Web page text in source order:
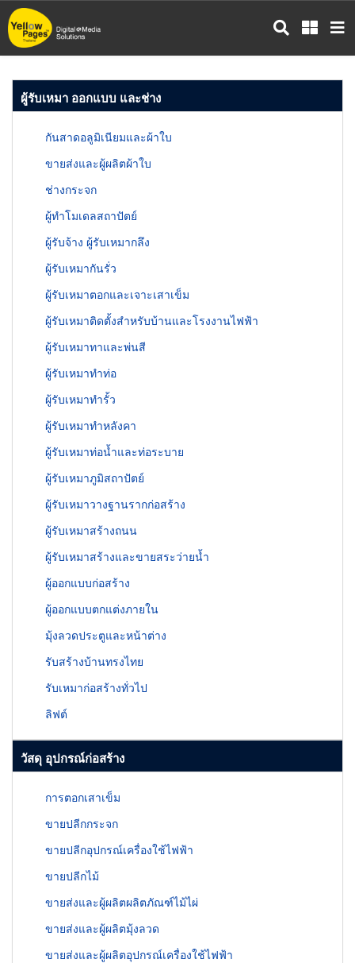
ข้าม
ไป
ผู้รับเหมา ออกแบบ และช่าง
กันสาดอลูมิเนียมและผ้าใบ
ขายส่งและผู้ผลิตผ้าใบ
ช่างกระจก
ผู้ทำโมเดลสถาปัตย์
ผู้รับจ้าง ผู้รับเหมากลึง
ผู้รับเหมากันรั่ว
ผู้รับเหมาตอกและเจาะเสาเข็ม
ผู้รับเหมาติดตั้งสำหรับบ้านและโรงงานไฟฟ้า
ผู้รับเหมาทาและพ่นสี
ผู้รับเหมาทำท่อ
ผู้รับเหมาทำรั้ว
ผู้รับเหมาทำหลังคา
ผู้รับเหมาท่อน้ำและท่อระบาย
ผู้รับเหมาภูมิสถาปัตย์
ผู้รับเหมาวางฐานรากก่อสร้าง
ผู้รับเหมาสร้างถนน
ผู้รับเหมาสร้างและขายสระว่ายน้ำ
ผู้ออกแบบก่อสร้าง
ผู้ออกแบบตกแต่งภายใน
มุ้งลวดประตูและหน้าต่าง
รับสร้างบ้านทรงไทย
รับเหมาก่อสร้างทั่วไป
ลิฟต์
วัสดุ อุปกรณ์ก่อสร้าง
การตอกเสาเข็ม
ขายปลีกกระจก
ขายปลีกอุปกรณ์เครื่องใช้ไฟฟ้า
ขายปลีกไม้
ขายส่งและผู้ผลิตผลิตภัณฑ์ไม้ไผ่
ขายส่งและผู้ผลิตมุ้งลวด
ขายส่งและผู้ผลิตอุปกรณ์เครื่องใช้ไฟฟ้า